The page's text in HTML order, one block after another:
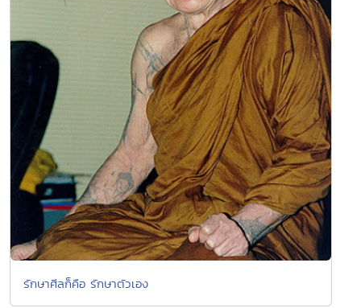
รักษาศีลก็คือ รักษาตัวเอง